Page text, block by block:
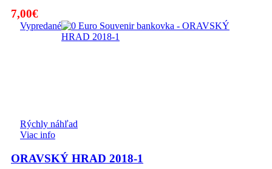
7,00€
Vypredané
Rýchly náhľad
Viac info
ORAVSKÝ HRAD 2018-1